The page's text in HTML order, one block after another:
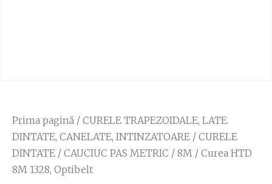
Prima pagină / CURELE TRAPEZOIDALE, LATE.
DINTATE, CANELATE, INTINZATOARE / CURELE
DINTATE / CAUCIUC PAS METRIC / 8M / Curea HTD
8M 1328, Optibelt